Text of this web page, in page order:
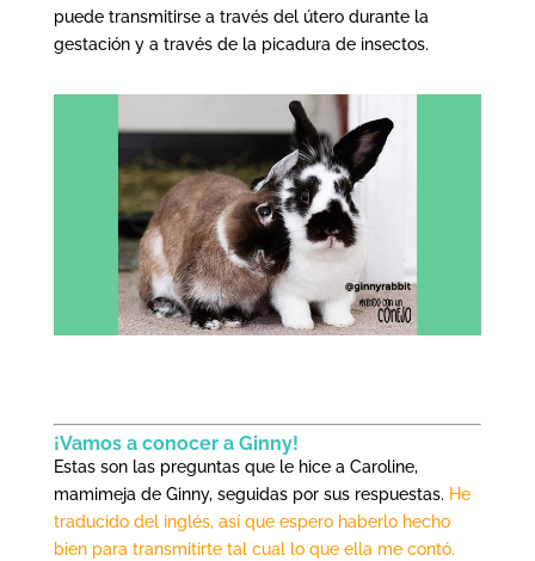
puede transmitirse a través del útero durante la
gestación y a través de la picadura de insectos.
¡Vamos a conocer a Ginny!
Estas son las preguntas que le hice a Caroline,
mamimeja de Ginny, seguidas por sus respuestas. He
traducido del inglés, así que espero haberlo hecho
bien para transmitirte tal cual lo que ella me contó.